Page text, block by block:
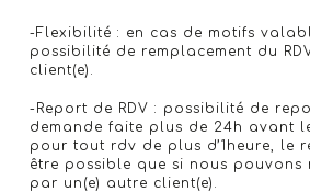
-Flexibilité : en cas de motifs
possibilité de remplacement du
client(e).
-Report de RDV : possibilité de
demande faite plus de 24h avant le
pour tout rdv de plus d’1heure, le
être possible que si nous pouvons
par un(e) autre client(e).